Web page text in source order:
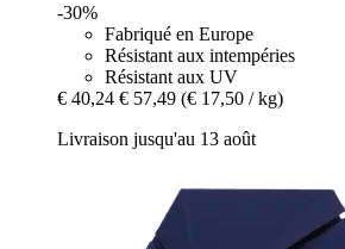
-30%
Fabriqué en Europe
Résistant aux intempéries
Résistant aux UV
€ 40,24 € 57,49 (€ 17,50 / kg)
Livraison jusqu'au 13 août